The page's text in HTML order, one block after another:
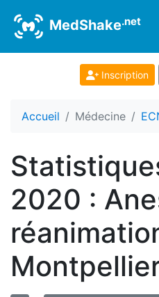
MedShake.net
Inscription
Accueil Médecine
2020 :